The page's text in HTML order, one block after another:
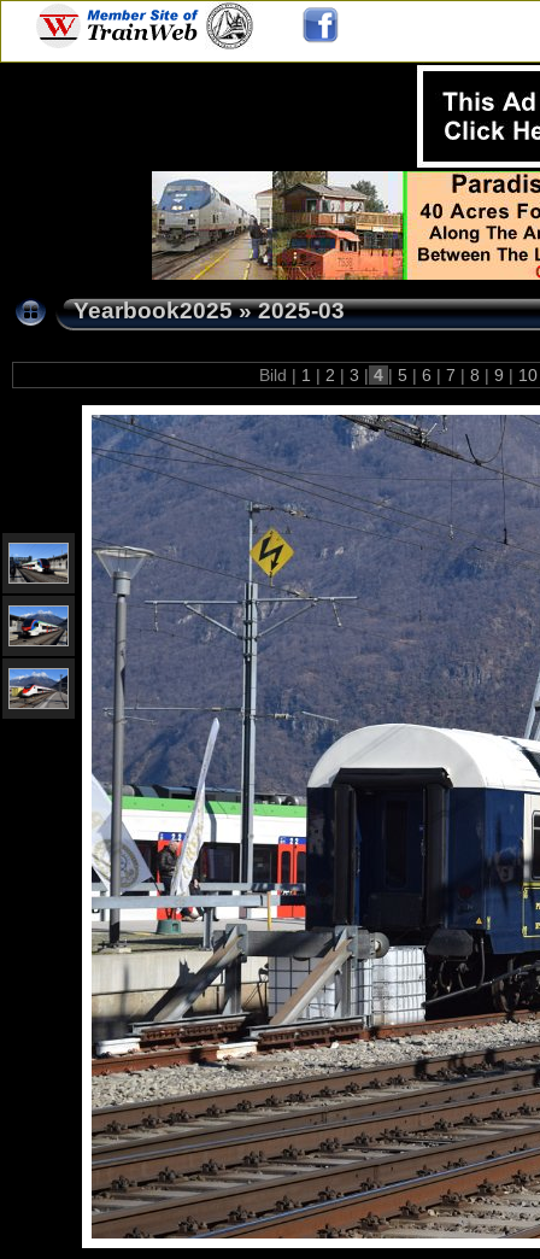
Yearbook2025»2025-03
Bild | 1 | 2 | 3 | 4 | 5 | 6 | 7 | 8 | 9 |